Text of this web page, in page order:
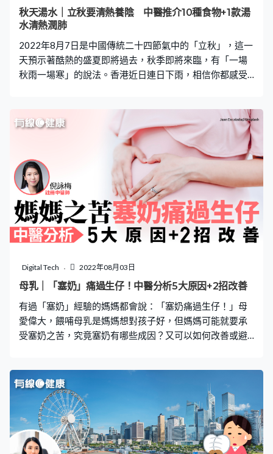
間要吃燉鹿茸，而這位同事親身經驗吃了鹿茸後的確身體
不再怕冷、臉色也紅潤許多，於是推薦她食用。可是吃了
她生這一胎時並不順利，曾經大出血。未生育時工作繁
秋天湯水｜立秋要清熱養陰 中醫推介10種食物+1款湯
水清熱潤肺
2022年8月7日是中國傳統二十四節氣中的「立秋」，這一
天預示著酷熱的盛夏即將過去，秋季即將來臨，有「一場
秋雨一場寒」的說法。香港近日連日下雨，相信你都感受
曬，氣溫到達了頂峰，但這幾天經過連場大雨後，氣溫有
所回落，就迎來了「立秋」。黃帝內經提及「春夏養陽、
秋冬養陰」，我們順應四季變化的自然規律，來到秋冬我
們就應該注重保養陰精。在入秋初時，氣溫仍然高，仍以
清熱為主，佐以滋陰潤燥為副，可以多選擇以下材料入
饍：生蓮藕、蘿蔔、枇杷、雪梨、雪耳、百合、蕃茄、馬
蹄、椰子、柚子。 除了上述10款食物，何慧欣醫師又推介
了秋天清熱養陰之選 雪梨雪耳百合蓮子湯（4人份量） 功
效：清熱潤肺，滋陰養心 材料：雪梨3至4個、雪耳1個、
淨，雪梨去皮去核備用，雪耳浸泡後去根備用。鮮百合清
洗乾淨後，撕塊備用。 【2】六碗水煲滾後，可以把雪
梨、雪耳及蓮子加入，大概煲30分鐘後，加上鮮百合再煲
15分鐘即可。 【3】雪梨及百合本身有鮮甜味道，可以不
需要加糖。 （全
Digital Tech 2022年08月03日
母乳｜「塞奶」痛過生仔！中醫分析5大原因+2招改善
有過「塞奶」經驗的媽媽都會說：「塞奶痛過生仔！」母
愛偉大，餵哺母乳是媽媽想對孩子好，但媽媽可能就要承
受塞奶之苦，究竟塞奶有哪些成因？又可以如何改善或避
實，「塞奶」即「乳腺炎」，中醫稱之為「乳癰（音：
翁）」，是很多初生嬰兒母親面對的問題。患者的乳房會
因為乳汁堵塞而又脹又痛、乳汁難以暢順排出、甚至摸到
一粒粒硬塊；一旦發炎，更會發燒發冷、感到異常疲倦、
周身骨痛等感染症狀。 塞奶之痛，要親身經歷過的人才知